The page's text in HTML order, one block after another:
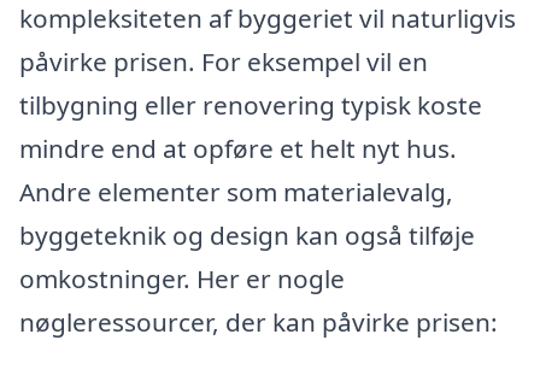
kompleksiteten af byggeriet vil naturligvis
påvirke prisen. For eksempel vil en
tilbygning eller renovering typisk koste
mindre end at opføre et helt nyt hus.
Andre elementer som materialevalg,
byggeteknik og design kan også tilføje
omkostninger. Her er nogle
nøgleressourcer, der kan påvirke prisen: